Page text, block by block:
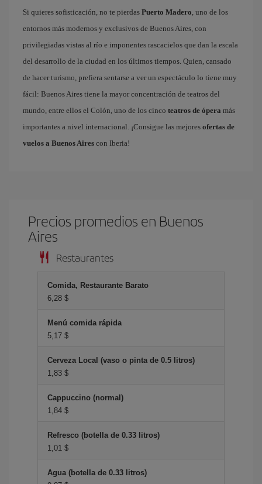
Si quieres sofisticación, no te pierdas Puerto Madero, uno de los
entornos más modernos y exclusivos de Buenos Aires, con
privilegiadas vistas al río e imponentes rascacielos que dan la escala
del desarrollo de la ciudad en los últimos tiempos. Quien, cansado
de hacer turismo, prefiera sentarse a ver un espectáculo lo tiene muy
fácil: Buenos Aires tiene la mayor concentración de teatros del
mundo, entre ellos el Colón, uno de los cinco teatros de ópera más
importantes a nivel internacional. ¡Consigue las mejores ofertas de
vuelos a Buenos Aires con Iberia!
Precios promedios en Buenos
Aires
Restaurantes
Comida, Restaurante Barato
6,28 $
Menú comida rápida
5,17 $
Cerveza Local (vaso o pinta de 0.5 litros)
1,83 $
Cappuccino (normal)
1,84 $
Refresco (botella de 0.33 litros)
1,01 $
Agua (botella de 0.33 litros)